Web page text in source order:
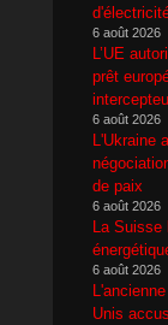
6 août 2026
L’UE
prêt
6 août 2026
L'Ukraine
de paix
6 août 2026
La
6 août 2026
Unis